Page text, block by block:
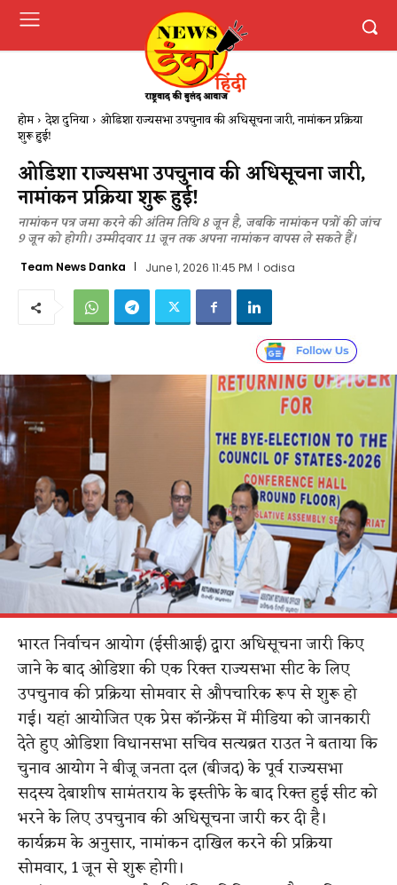
होम देश दुनिया ओडिशा राज्यसभा उपचुनाव की अधिसूचना जारी, नामांकन प्रक्रिया
शुरू हुई!
ओडिशा राज्यसभा उपचुनाव की अधिसूचना जारी,
नामांकन प्रक्रिया शुरू हुई!
नामांकन पत्र जमा करने की अंतिम तिथि 8 जून है, जबकि नामांकन पत्रों की जांच
9 जून को होगी। उम्मीदवार 11 जून तक अपना नामांकन वापस ले सकते हैं।
Team News Danka June 1, 2026 11:45 PM odisa
भारत निर्वाचन आयोग (ईसीआई) द्वारा अधिसूचना जारी किए
जाने के बाद ओडिशा की एक रिक्त राज्यसभा सीट के लिए
उपचुनाव की प्रक्रिया सोमवार से औपचारिक रूप से शुरू हो
गई। यहां आयोजित एक प्रेस कॉन्फ्रेंस में मीडिया को जानकारी
देते हुए ओडिशा विधानसभा सचिव सत्यब्रत राउत ने बताया कि
चुनाव आयोग ने बीजू जनता दल (बीजद) के पूर्व राज्यसभा
सदस्य देबाशीष सामंतराय के इस्तीफे के बाद रिक्त हुई सीट को
भरने के लिए उपचुनाव की अधिसूचना जारी कर दी है।
कार्यक्रम के अनुसार, नामांकन दाखिल करने की प्रक्रिया
सोमवार, 1 जून से शुरू होगी।